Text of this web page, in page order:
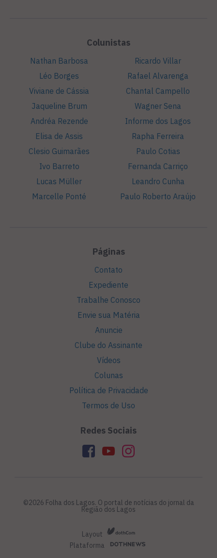
Colunistas
Nathan Barbosa
Léo Borges
Viviane de Cássia
Jaqueline Brum
Andréa Rezende
Elisa de Assis
Clesio Guimarães
Ivo Barreto
Lucas Müller
Marcelle Ponté
Ricardo Villar
Rafael Alvarenga
Chantal Campello
Wagner Sena
Informe dos Lagos
Rapha Ferreira
Paulo Cotias
Fernanda Carriço
Leandro Cunha
Paulo Roberto Araújo
Páginas
Contato
Expediente
Trabalhe Conosco
Envie sua Matéria
Anuncie
Clube do Assinante
Vídeos
Colunas
Política de Privacidade
Termos de Uso
Redes Sociais
©2026 Folha dos Lagos. O portal de notícias do jornal da
Região dos Lagos
Layout
Plataforma